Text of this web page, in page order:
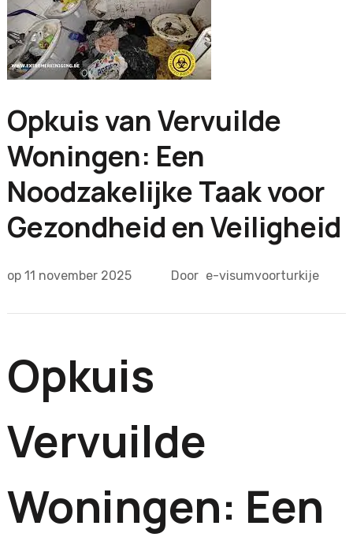
Opkuis van Vervuilde
Woningen: Een
Noodzakelijke Taak voor
Gezondheid en Veiligheid
op 11 november 2025 Door e-visumvoorturkije
Opkuis
Vervuilde
Woningen: Een